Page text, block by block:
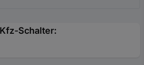
Schalter: